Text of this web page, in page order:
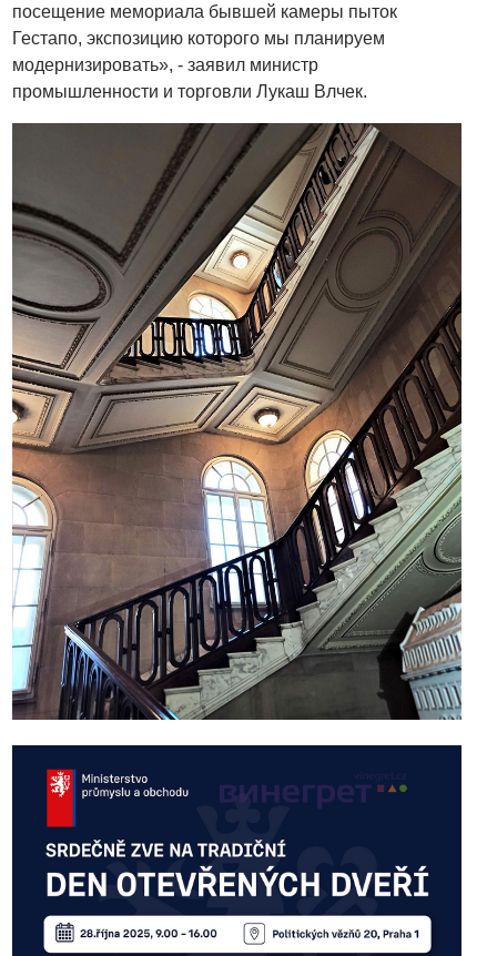
посещение мемориала бывшей камеры пыток
Гестапо, экспозицию которого мы планируем
модернизировать», - заявил министр
промышленности и торговли Лукаш Влчек.